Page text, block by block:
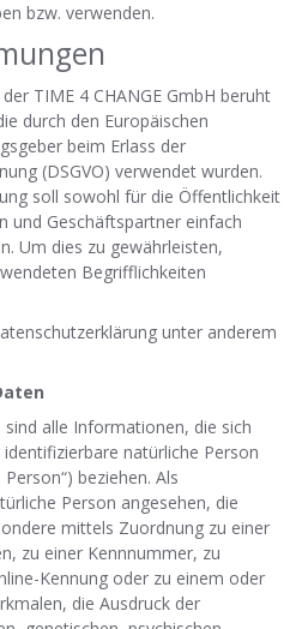
Jetzt bewerben!
bzw. verwenden.
TIME 4 CHANGE GmbH beruht
durch den Europäischen
beim Erlass der
(DSGVO) verwendet wurden.
soll sowohl für die Öffentlichkeit
und Geschäftspartner einfach
Um dies zu gewährleisten,
Begrifflichkeiten
unter anderem
alle Informationen, die sich
natürliche Person
beziehen. Als
Person angesehen, die
mittels Zuordnung zu einer
zu einer Kennnummer, zu
Kennung oder zu einem oder
die Ausdruck der